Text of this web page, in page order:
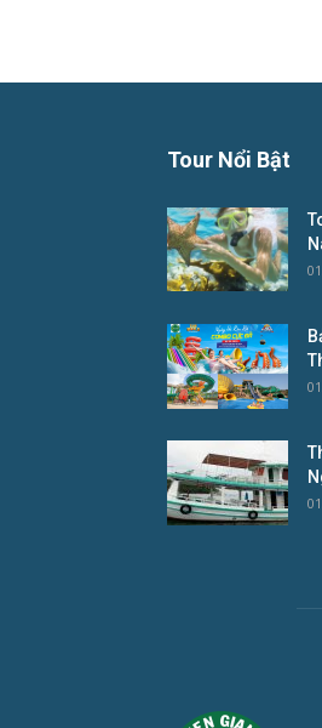
Tour Nổi Bật